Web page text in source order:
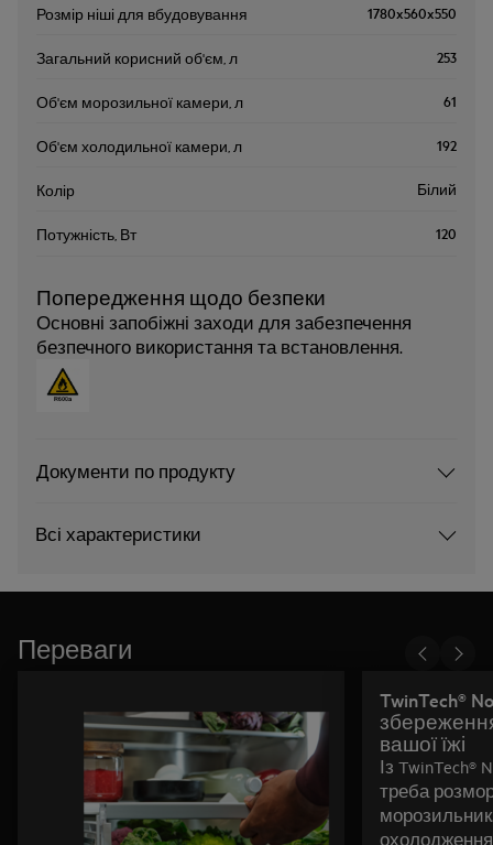
Розмір ніші для вбудовування 1780x560x550
Загальний корисний об'єм, л 253
Об'єм морозильної камери, л 61
Об'єм холодильної камери, л 192
Колір Білий
Потужність, Вт 120
Попередження щодо безпеки
Основні запобіжні заходи для забезпечення
безпечного використання та встановлення.
Документи по продукту
Всі характеристики
Переваги
TwinTech®
вашої їжі
Із TwinTech®
треба
охолодження